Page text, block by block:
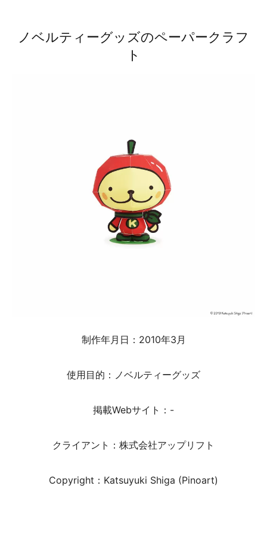
ノベルティーグッズのペーパークラフ
ト
制作年月日：2010年3月
使用目的：ノベルティーグッズ
掲載Webサイト：-
クライアント：株式会社アップリフト
Copyright：Katsuyuki Shiga (Pinoart)